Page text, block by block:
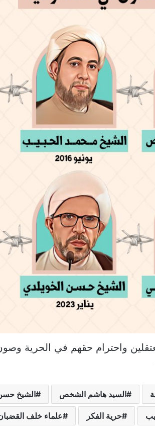
واحترام حقهم في الحرية
السيد هاشم الشخص الشيخ
حرية الفكر علماء خلف